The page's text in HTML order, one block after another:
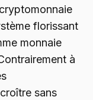
florissant
monnaie
à
sans